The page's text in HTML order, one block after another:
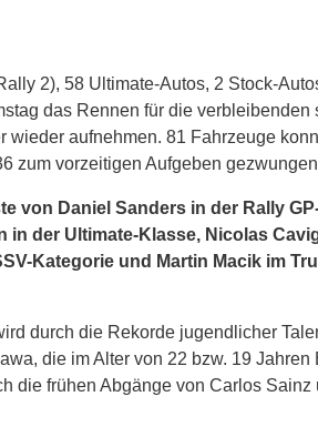
2), 58 Ultimate-Autos, 2 Stock-
das Rennen für die
wieder aufnehmen. 81 Fahrzeuge
zum vorzeitigen Aufgeben
von Daniel Sanders in der Rally
in der Ultimate-Klasse, Nicolas
Kategorie und Martin Macik im
durch die Rekorde jugendlicher
die im Alter von 22 bzw. 19 Jahren
die frühen Abgänge von Carlos